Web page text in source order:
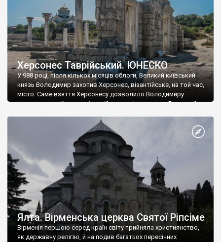
Херсонес Таврійський. ЮНЕСКО
У 988 році, після кількох місяців облоги, Великий київський
князь Володимир захопив Херсонес, візантійське, на той час,
місто. Саме взяття Херсонесу дозволило Володимиру
диктувати свої умови візантійському імператору Василю ІІ, та
Херсонесі Володимир-язичник, став Василем-християнином.
А потім було Хрещення Русі. На честь Херсонесу Таврійського
Ялта. Вірменська церква Святої Ріпсіме
Вірменія першою серед країн світу прийняла християнство,
як державну релігію, й на подив багатьох пересічних